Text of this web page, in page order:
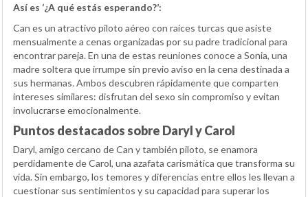
Así es ‘¿A qué estás esperando?’:
Can es un atractivo piloto aéreo con raíces turcas que asiste
mensualmente a cenas organizadas por su padre tradicional para
encontrar pareja. En una de estas reuniones conoce a Sonia, una
madre soltera que irrumpe sin previo aviso en la cena destinada a
sus hermanas. Ambos descubren rápidamente que comparten
intereses similares: disfrutan del sexo sin compromiso y evitan
involucrarse emocionalmente.
Puntos destacados sobre Daryl y Carol
Daryl, amigo cercano de Can y también piloto, se enamora
perdidamente de Carol, una azafata carismática que transforma su
vida. Sin embargo, los temores y diferencias entre ellos les llevan a
cuestionar sus sentimientos y su capacidad para superar los